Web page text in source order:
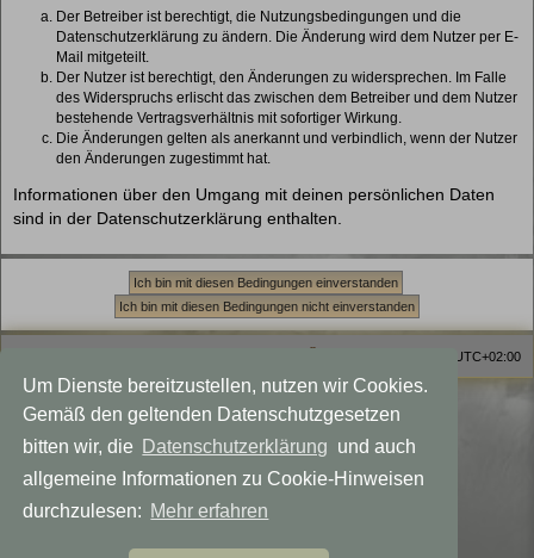
Um Dienste bereitzustellen, nutzen wir Cookies.
Gemäß den geltenden Datenschutzgesetzen
bitten wir, die
Datenschutzerklärung und auch
allgemeine Informationen zu Cookie-Hinweisen
durchzulesen: Mehr erfahren
Der Betreiber ist berechtigt, die Nutzungsbedingungen und die
Datenschutzerklärung zu ändern. Die Änderung wird dem Nutzer per E-
Mail mitgeteilt.
Der Nutzer ist berechtigt, den Änderungen zu widersprechen. Im Falle
des Widerspruchs erlischt das zwischen dem Betreiber und dem Nutzer
bestehende Vertragsverhältnis mit sofortiger Wirkung.
Die Änderungen gelten als anerkannt und verbindlich, wenn der Nutzer
den Änderungen zugestimmt hat.
Informationen über den Umgang mit deinen persönlichen Daten
sind in der Datenschutzerklärung enthalten.
UTC+02:00
Viewlegend Icon-Legende
Powered byphpBB ® Forum Software © phpBB Limited
Datenschutz |Nutzungsbedingungen
Style MagicMystical modified by
phpBB-Themes by: OnGrayDesigns.de